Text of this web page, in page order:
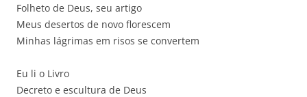
Folheto de Deus, seu artigo
Meus desertos de novo florescem
Minhas lágrimas em risos se convertem
Eu li o Livro
Decreto e escultura de Deus